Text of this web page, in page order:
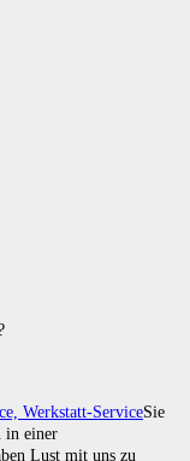
Sie
in einer
Lust mit uns zu